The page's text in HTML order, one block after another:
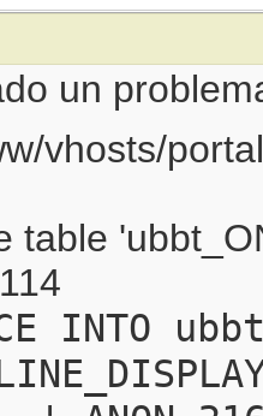
un
vhosts/
table
INTO